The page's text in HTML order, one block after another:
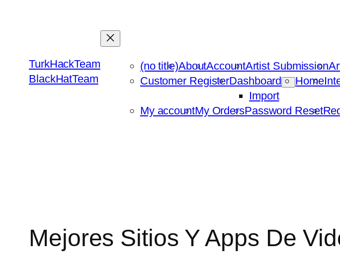
TurkHackTeam
BlackHatTeam
(no title)AboutAccountArtist Submission
Customer RegisterDashboard
Import
Home
My accountMy OrdersPassword Reset
Mejores Sitios Y Apps De